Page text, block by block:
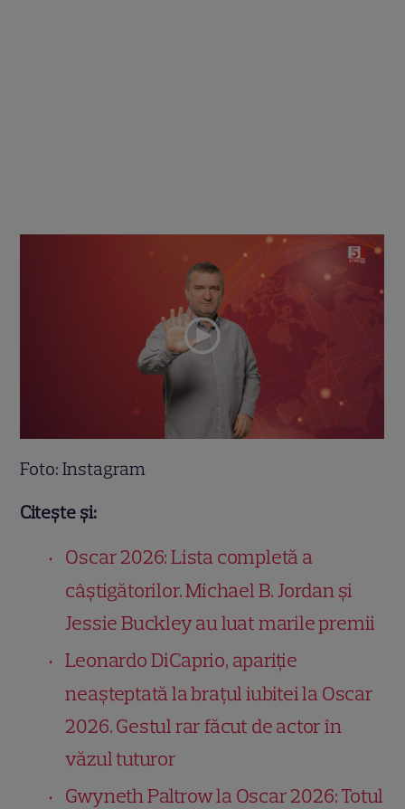
Foto: Instagram
Citește și:
Oscar 2026: Lista completă a
câștigătorilor. Michael B. Jordan și
Jessie Buckley au luat marile premii
Leonardo DiCaprio, apariție
neașteptată la brațul iubitei la Oscar
2026. Gestul rar făcut de actor în
văzul tuturor
Gwyneth Paltrow la Oscar 2026: Totul